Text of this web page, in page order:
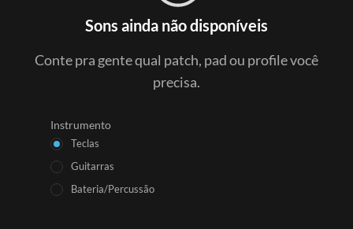
Sons ainda não disponíveis
Conte pra gente qual patch, pad ou profile você
precisa.
Instrumento
Teclas
Guitarras
Bateria/Percussão